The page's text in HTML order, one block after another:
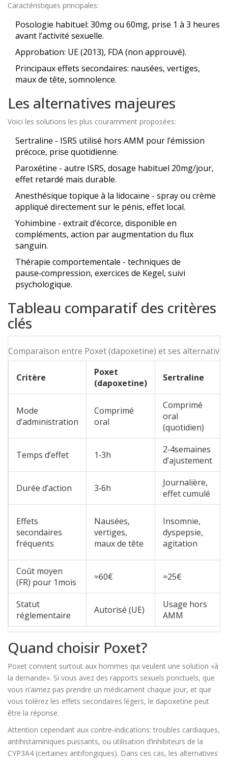
Caractéristiques principales:
Posologie habituel: 30mg ou 60mg, prise 1 à 3 heures
avant l’activité sexuelle.
Approbation: UE (2013), FDA (non approuvé).
Principaux effets secondaires: nausées, vertiges,
maux de tête, somnolence.
Les alternatives majeures
Voici les solutions les plus couramment proposées:
Sertraline - ISRS utilisé hors AMM pour l’émission
précoce, prise quotidienne.
Paroxétine - autre ISRS, dosage habituel 20mg/jour,
effet retardé mais durable.
Anesthésique topique à la lidocaïne - spray ou crème
appliqué directement sur le pénis, effet local.
Yohimbine - extrait d’écorce, disponible en
compléments, action par augmentation du flux
sanguin.
Thérapie comportementale - techniques de
pause‑compression, exercices de Kegel, suivi
psychologique.
Tableau comparatif des critères
clés
Comparaison entre Poxet (dapoxetine) et ses alternatives
Critère
Poxet
(dapoxetine)
Sertraline
Mode
d’administration
Comprimé
oral
Comprimé
oral
(quotidien)
Temps d’effet 1‑3h
2‑4semaines
d’ajustement
Durée d’action 3‑6h
Journalière,
effet cumulé
Effets
secondaires
fréquents
Nausées,
vertiges,
maux de tête
Insomnie,
dyspepsie,
agitation
Coût moyen
(FR) pour 1mois
≈60€ ≈25€
Statut
réglementaire
Autorisé (UE)
Usage hors
AMM
Quand choisir Poxet?
Poxet convient surtout aux hommes qui veulent une solution «à
la demande». Si vous avez des rapports sexuels ponctuels, que
vous n’aimez pas prendre un médicament chaque jour, et que
vous tolèrez les effets secondaires légers, le dapoxetine peut
être la réponse.
Attention cependant aux contre‑indications: troubles cardiaques,
antihistaminiques puissants, ou utilisation d’inhibiteurs de la
CYP3A4 (certaines antifongiques). Dans ces cas, les alternatives